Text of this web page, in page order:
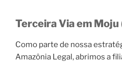
Terceira Via em Moju
Como parte de nossa
Amazônia Legal, abrimos a